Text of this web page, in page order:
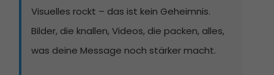
Visuelles rockt – das ist kein Geheimnis.
Bilder, die knallen, Videos, die packen, alles,
was deine Message noch stärker macht.